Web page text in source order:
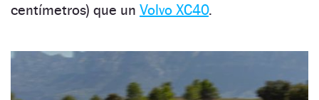
centímetros) que un Volvo XC40.